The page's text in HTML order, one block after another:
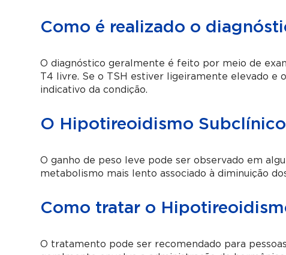
Como é realizado o
O diagnóstico geralmente é feito por meio de
T4 livre. Se o TSH estiver ligeiramente elevado e
indicativo da condição.
O Hipotireoidismo
O ganho de peso leve pode ser observado em
metabolismo mais lento associado à diminuição
Como tratar o
O tratamento pode ser recomendado para